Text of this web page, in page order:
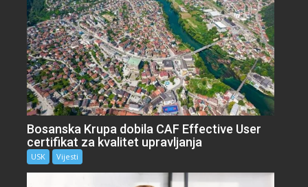
Bosanska Krupa dobila CAF Effective User
certifikat za kvalitet upravljanja
USK Vijesti